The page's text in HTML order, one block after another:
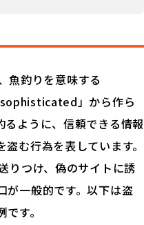
魚釣りを意味する
sophisticated」から作ら
るように、信頼できる情報
む行為を表しています。
りつけ、偽のサイトに誘
が一般的です。以下は盗
す。